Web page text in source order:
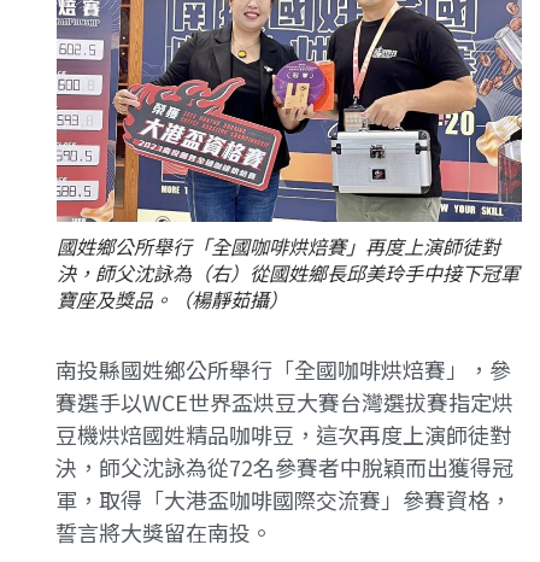
國姓鄉公所舉行「全國咖啡烘焙賽」再度上演師徒對
決，師父沈詠為（右）從國姓鄉長邱美玲手中接下冠軍
寶座及獎品。（楊靜茹攝）
南投縣國姓鄉公所舉行「全國咖啡烘焙賽」，參
賽選手以WCE世界盃烘豆大賽台灣選拔賽指定烘
豆機烘焙國姓精品咖啡豆，這次再度上演師徒對
決，師父沈詠為從72名參賽者中脫穎而出獲得冠
軍，取得「大港盃咖啡國際交流賽」參賽資格，
誓言將大獎留在南投。